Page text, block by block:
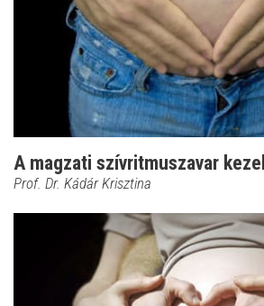
A magzati szívritmuszavar
Prof. Dr. Kádár Krisztina